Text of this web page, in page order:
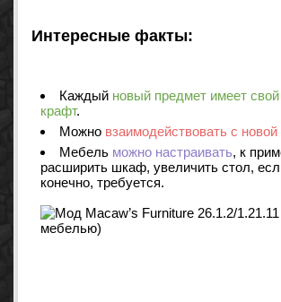
Интересные факты:
Каждый новый предмет имеет
крафт.
Можно взаимодействовать с
Мебель можно настраивать, к
расширить шкаф, увеличить стол,
конечно, требуется.